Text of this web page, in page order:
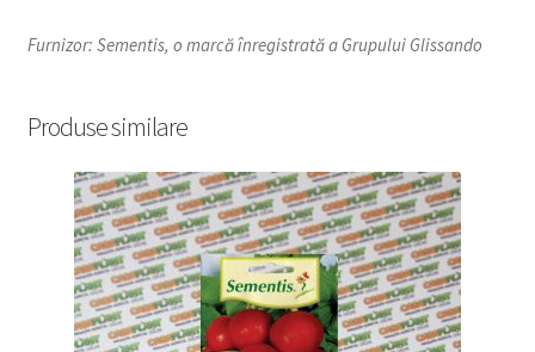
Furnizor: Sementis, o marcă înregistrată a Grupului Glissando
Produse similare